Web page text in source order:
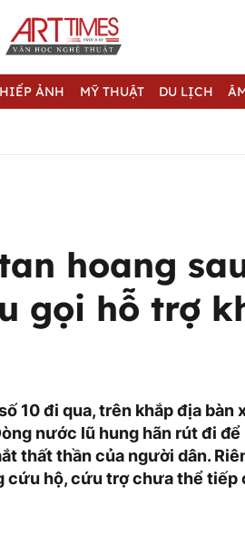
ẢNH MỸ THUẬT DU LỊCH
hoang
gọi hỗ trợ
10 đi qua, trên khắp địa bàn
nước lũ hung hãn rút đi
thất thần của người dân.
cứu hộ, cứu trợ chưa thể